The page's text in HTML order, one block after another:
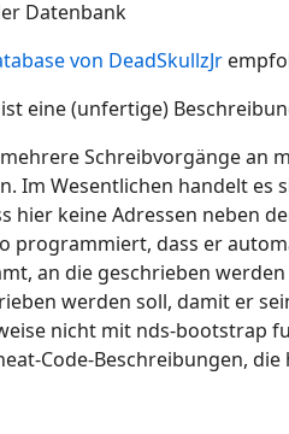
Datenbank
von DeadSkullzJr
eine (unfertige)
Schreibvorgänge an
Im Wesentlichen handelt es
hier keine Adressen neben
programmiert, dass er
an die geschrieben
werden soll, damit er
nicht mit nds-bootstrap
Code-Beschreibungen,